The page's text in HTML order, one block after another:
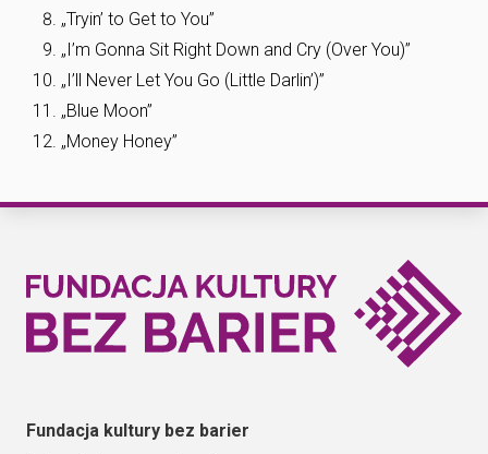
„Tryin’ to Get to You”
„I’m Gonna Sit Right Down and Cry (Over You)”
„I’ll Never Let You Go (Little Darlin’)”
„Blue Moon”
„Money Honey”
Fundacja kultury bez barier